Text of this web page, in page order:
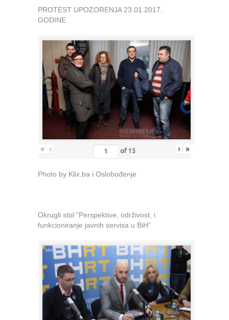
PROTEST UPOZORENJA 23.01.2017.
GODINE
« ‹ of 15 › »
Photo by Klix.ba i Oslobođenje
Okrugli stol ”Perspektive, održivost, i
funkcioniranje javnih servisa u BiH”